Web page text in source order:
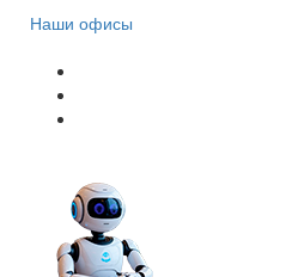
Наши офисы